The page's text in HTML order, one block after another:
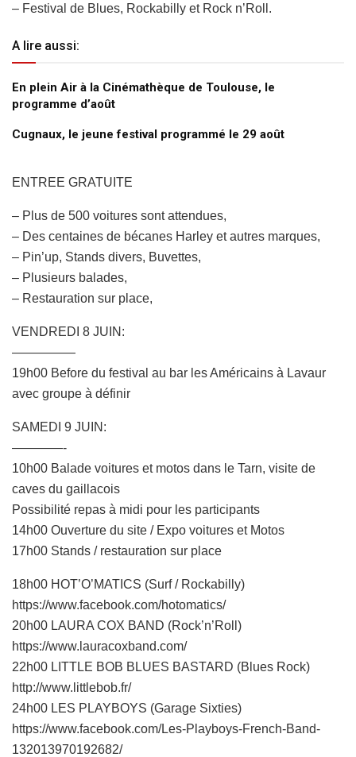
– Festival de Blues, Rockabilly et Rock n’Roll.
A lire aussi:
En plein Air à la Cinémathèque de Toulouse, le
programme d’août
Cugnaux, le jeune festival programmé le 29 août
ENTREE GRATUITE
– Plus de 500 voitures sont attendues,
– Des centaines de bécanes Harley et autres marques,
– Pin’up, Stands divers, Buvettes,
– Plusieurs balades,
– Restauration sur place,
VENDREDI 8 JUIN:
—————
19h00 Before du festival au bar les Américains à Lavaur
avec groupe à définir
SAMEDI 9 JUIN:
————-
10h00 Balade voitures et motos dans le Tarn, visite de
caves du gaillacois
Possibilité repas à midi pour les participants
14h00 Ouverture du site / Expo voitures et Motos
17h00 Stands / restauration sur place
18h00 HOT’O’MATICS (Surf / Rockabilly)
https://www.facebook.com/hotomatics/
20h00 LAURA COX BAND (Rock’n’Roll)
https://www.lauracoxband.com/
22h00 LITTLE BOB BLUES BASTARD (Blues Rock)
http://www.littlebob.fr/
24h00 LES PLAYBOYS (Garage Sixties)
https://www.facebook.com/Les-Playboys-French-Band-
132013970192682/